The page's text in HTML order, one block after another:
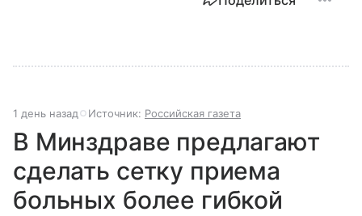
1 день назад Источник: Российская газета
В Минздраве предлагают
сделать сетку приема
больных более гибкой